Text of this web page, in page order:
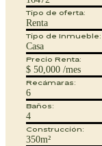
Tipo de oferta:
Renta
Tipo de Inmueble:
Casa
Precio Renta:
$ 50,000 /mes
Recámaras:
6
Baños:
4
Construcción:
350m²